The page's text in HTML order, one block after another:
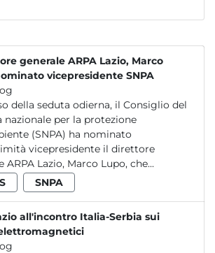
generale ARPA Lazio, Marco
vicepresidente SNPA
della seduta odierna, il Consiglio del
nazionale per la protezione
(SNPA) ha nominato
vicepresidente il direttore
ARPA Lazio, Marco Lupo, che...
SNPA
all'incontro Italia-Serbia sui